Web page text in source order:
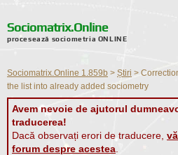
Sociomatrix.Online
procesează sociometria ONLINE
Recenzii
Ajutor
Forum
Sociomatrix.Online 1.859b > Știri >
the list into already added sociometry
Avem nevoie de ajutorul
traducerea!
Dacă observați erori de traducere,
forum despre acestea